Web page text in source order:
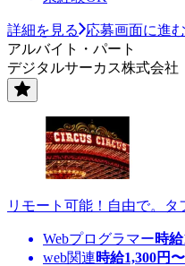
詳細を見る
応募画面に進む
アルバイト・パート
デジタルサーカス株式会社
リモート可能！自由で。
Webプログラマー時給
web関連時給1,300円〜